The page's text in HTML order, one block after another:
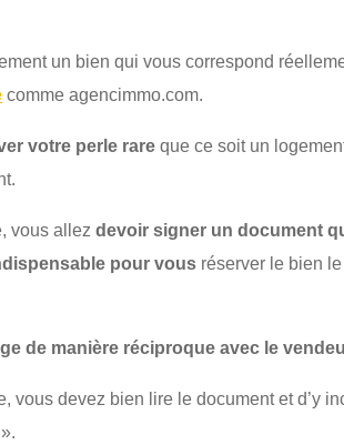
un bien qui vous correspond
comme agencimmo.com.
votre perle rare que ce soit un
vous allez devoir signer un document
pour vous réserver le bien
de manière réciproque avec le
vous devez bien lire le document et d’y